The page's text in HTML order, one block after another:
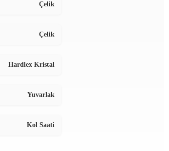
Çelik
Çelik
Hardlex Kristal
Yuvarlak
Kol Saati